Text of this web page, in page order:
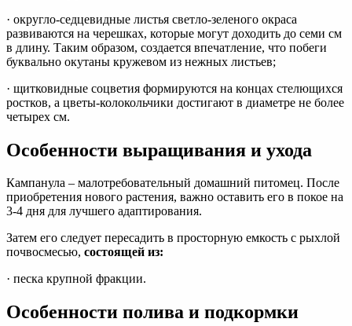
· округло-седцевидные листья светло-зеленого окраса
развиваются на черешках, которые могут доходить до семи см
в длину. Таким образом, создается впечатление, что побеги
буквально окутаны кружевом из нежных листьев;
· щитковидные соцветия формируются на концах стелющихся
ростков, а цветы-колокольчики достигают в диаметре не более
четырех см.
Особенности выращивания и ухода
Кампанула – малотребовательный домашний питомец. После
приобретения нового растения, важно оставить его в покое на
3-4 дня для лучшего адаптирования.
Затем его следует пересадить в просторную емкость с рыхлой
почвосмесью, состоящей из:
· песка крупной фракции.
Особенности полива и подкормки